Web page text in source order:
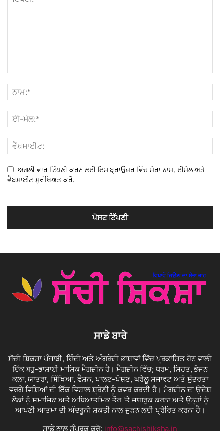
ਅਗਲੀ ਵਾਰ ਟਿੱਪਣੀ ਕਰਨ ਲਈ ਇਸ ਬ੍ਰਾਉਜ਼ਰ ਵਿੱਚ ਮੇਰਾ ਨਾਮ, ਈਮੇਲ ਅਤੇ
ਵੈਬਸਾਈਟ ਸੁਰੱਖਿਅਤ ਕਰੋ.
ਸਾਡੇ ਬਾਰੇ
ਸੱਚੀ ਸ਼ਿਕਸ਼ਾ ਪੰਜਾਬੀ, ਹਿੰਦੀ ਅਤੇ ਅੰਗਰੇਜ਼ੀ ਭਾਸ਼ਾਵਾਂ ਵਿੱਚ ਪ੍ਰਕਾਸ਼ਿਤ ਹੋਣ ਵਾਲੀ
ਇੱਕ ਬਹੁ-ਭਾਸ਼ਾਈ ਮਾਸਿਕ ਮੈਗਜ਼ੀਨ ਹੈ। ਮੈਗਜ਼ੀਨ ਵਿੱਚ; ਧਰਮ, ਸਿਹਤ, ਭੋਜਨ
ਕਲਾ, ਯਾਤਰਾ, ਸਿੱਖਿਆ, ਫੈਸ਼ਨ, ਪਾਲਣ-ਪੋਸ਼ਣ, ਘਰੇਲੂ ਸਜਾਵਟ ਅਤੇ ਸੁੰਦਰਤਾ
ਵਰਗੇ ਵਿਸ਼ਿਆਂ ਦੀ ਇੱਕ ਵਿਸ਼ਾਲ ਸ਼੍ਰੇਣੀ ਨੂੰ ਕਵਰ ਕਰਦੀ ਹੈ। ਮੈਗਜ਼ੀਨ ਦਾ ਉਦੇਸ਼
ਲੋਕਾਂ ਨੂੰ ਸਮਾਜਿਕ ਅਤੇ ਅਧਿਆਤਮਿਕ ਤੌਰ 'ਤੇ ਜਾਗਰੂਕ ਕਰਨਾ ਅਤੇ ਉਨ੍ਹਾਂ ਨੂੰ
ਆਪਣੀ ਆਤਮਾ ਦੀ ਅੰਦਰੂਨੀ ਸ਼ਕਤੀ ਨਾਲ ਜੁੜਨ ਲਈ ਪ੍ਰੇਰਿਤ ਕਰਨਾ ਹੈ।
ਸਾਡੇ ਨਾਲ ਸੰਪਰਕ ਕਰੋ: info@sachishiksha.in